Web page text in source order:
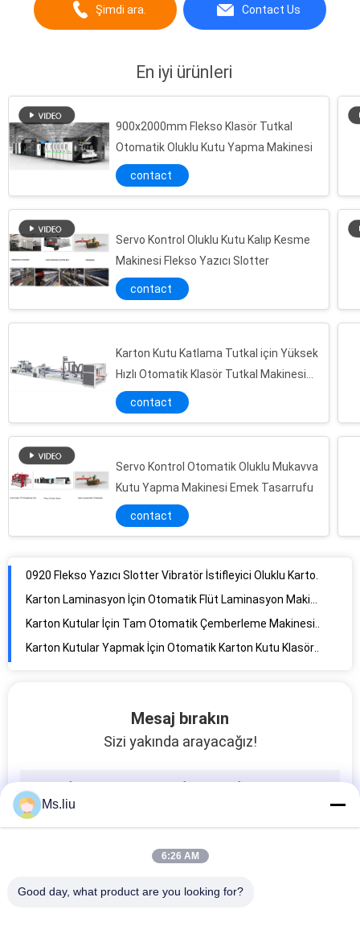
Şimdi ara. Contact Us
En iyi ürünleri
900x2000mm Flekso Klasör Tutkal
Otomatik Oluklu Kutu Yapma Makinesi
contact
Servo Kontrol Oluklu Kutu Kalıp Kesme
Makinesi Flekso Yazıcı Slotter
contact
Karton Kutu Katlama Tutkal için Yüksek
Hızlı Otomatik Klasör Tutkal Makinesi
130m / dak
contact
Servo Kontrol Otomatik Oluklu Mukavva
Kutu Yapma Makinesi Emek Tasarrufu
contact
Karton Kutu Flekso Yazıcı Slotter Kalıp Kesici FFG Casemaker
250 Sayfalık / Min Kutu Klasör Tutkal Makinesi Tek Şaftlı Çift Slotter
Mesaj bırakın
Sizi yakında arayacağız!
Ms.liu
6:26 AM
Good day, what product are you looking for?